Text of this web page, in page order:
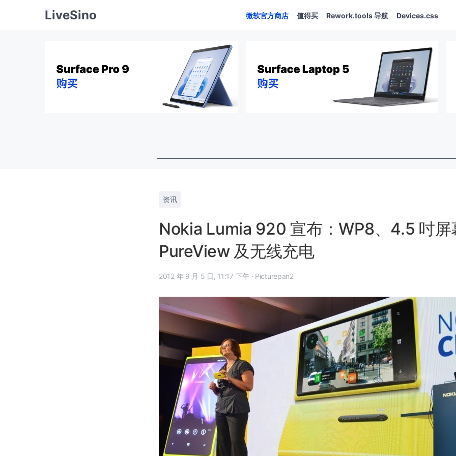
LiveSino 微软官方商店 值得买 Rework.tools 导航 Devices.css
资讯
Nokia Lumia 920 宣布：WP8、4.5 吋屏
PureView 及无线充电
2012 年 9 月 5 日, 11:17 下午 · Picturepan2